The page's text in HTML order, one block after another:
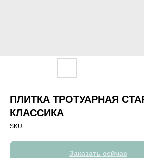
ПЛИТКА ТРОТУАРНАЯ
КЛАССИКА
SKU:
Заказать сейчас